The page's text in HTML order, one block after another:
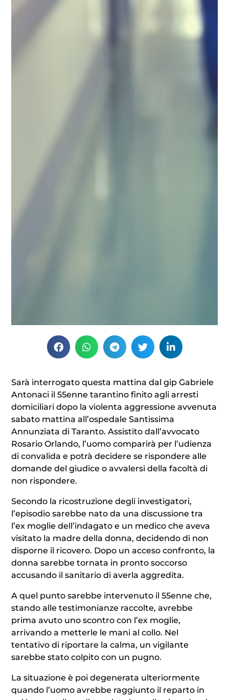
Sarà interrogato questa mattina dal gip Gabriele
Antonaci il 55enne tarantino finito agli arresti
domiciliari dopo la violenta aggressione avvenuta
sabato mattina all’ospedale Santissima
Annunziata di Taranto. Assistito dall’avvocato
Rosario Orlando, l’uomo comparirà per l’udienza
di convalida e potrà decidere se rispondere alle
domande del giudice o avvalersi della facoltà di
non rispondere.
Secondo la ricostruzione degli investigatori,
l’episodio sarebbe nato da una discussione tra
l’ex moglie dell’indagato e un medico che aveva
visitato la madre della donna, decidendo di non
disporne il ricovero. Dopo un acceso confronto, la
donna sarebbe tornata in pronto soccorso
accusando il sanitario di averla aggredita.
A quel punto sarebbe intervenuto il 55enne che,
stando alle testimonianze raccolte, avrebbe
prima avuto uno scontro con l’ex moglie,
arrivando a metterle le mani al collo. Nel
tentativo di riportare la calma, un vigilante
sarebbe stato colpito con un pugno.
La situazione è poi degenerata ulteriormente
quando l’uomo avrebbe raggiunto il reparto in